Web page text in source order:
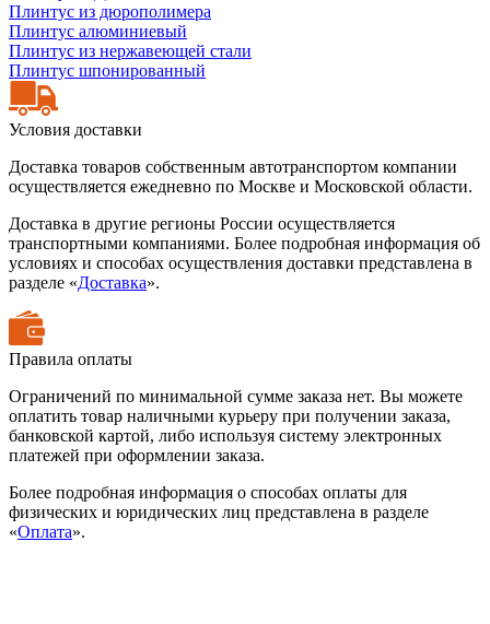
Плинтус из дюрополимера
Плинтус алюминиевый
Плинтус из нержавеющей стали
Плинтус шпонированный
Условия доставки
Доставка товаров собственным автотранспортом компании
осуществляется ежедневно по Москве и Московской области.
Доставка в другие регионы России осуществляется
транспортными компаниями. Более подробная информация об
условиях и способах осуществления доставки представлена в
разделе «Доставка».
Правила оплаты
Ограничений по минимальной сумме заказа нет. Вы можете
оплатить товар наличными курьеру при получении заказа,
банковской картой, либо используя систему электронных
платежей при оформлении заказа.
Более подробная информация о способах оплаты для
физических и юридических лиц представлена в разделе
«Оплата».